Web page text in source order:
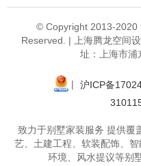
© Copyright 2013-2020
Reserved. | 上海腾龙空间
址：上海市浦
| 沪ICP备
致力于别墅家装服务 提供覆
艺、土建工程、软装配饰、
环境、风水提议等别